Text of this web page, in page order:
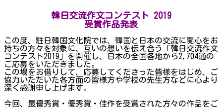
韓日交流作文コンテスト 2019
受賞作品発表
この度、駐日韓国文化院では、韓国と日本の交流に関心をお
持ちの方々を対象に、互いの想いを伝え合う「韓日交流作文
コンテスト2019」を開催し、日本の全国各地から2,704通の
ご応募をいただきました。
この場をお借りして、応募してくださった皆様をはじめ、ご
協力いただいた各方面の皆様方や学校の先生方などに心より
深く感謝申し上げます。
今回、最優秀賞・優秀賞・佳作を受賞された方々の作品をご